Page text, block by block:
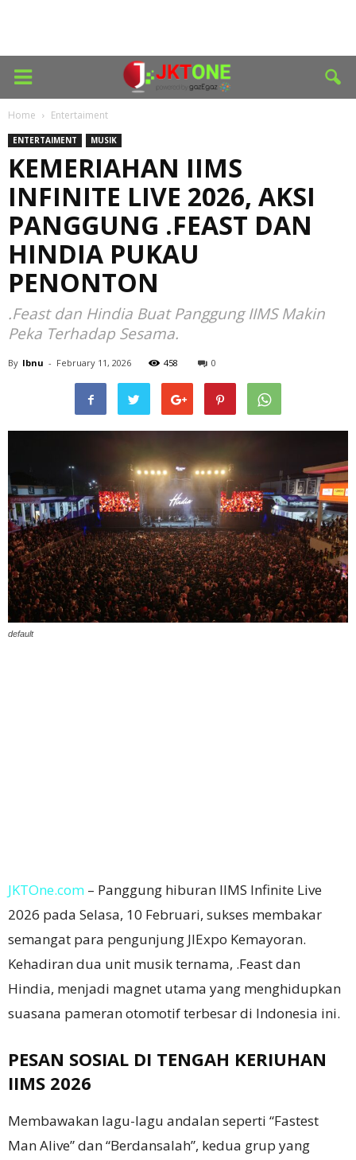
Home Entertaiment
ENTERTAIMENT MUSIK
KEMERIAHAN IIMS
INFINITE LIVE 2026, AKSI
PANGGUNG .FEAST DAN
HINDIA PUKAU
PENONTON
.Feast dan Hindia Buat Panggung IIMS Makin
Peka Terhadap Sesama.
By Ibnu - February 11, 2026 458 0
default
JKTOne.com – Panggung hiburan IIMS Infinite Live
2026 pada Selasa, 10 Februari, sukses membakar
semangat para pengunjung JIExpo Kemayoran.
Kehadiran dua unit musik ternama, .Feast dan
Hindia, menjadi magnet utama yang menghidupkan
suasana pameran otomotif terbesar di Indonesia ini.
PESAN SOSIAL DI TENGAH KERIUHAN
IIMS 2026
Membawakan lagu-lagu andalan seperti “Fastest
Man Alive” dan “Berdansalah”, kedua grup yang